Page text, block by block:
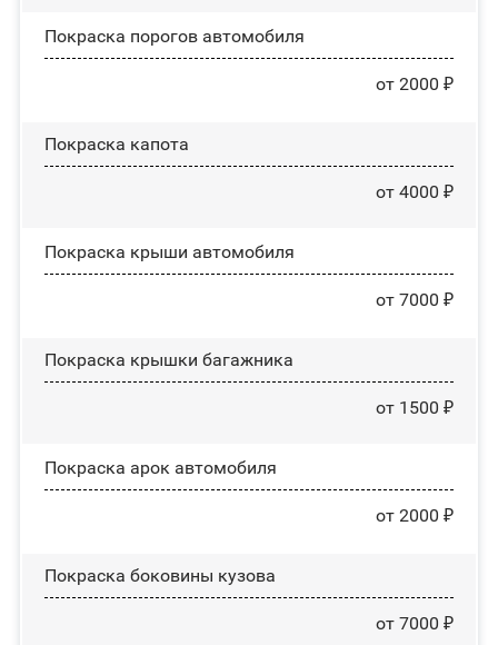
Покраска порогов автомобиля
от 2000 ₽
Покраска капота
от 4000 ₽
Покраска крыши автомобиля
от 7000 ₽
Покраска крышки багажника
от 1500 ₽
Покраска арок автомобиля
от 2000 ₽
Покраска боковины кузова
от 7000 ₽